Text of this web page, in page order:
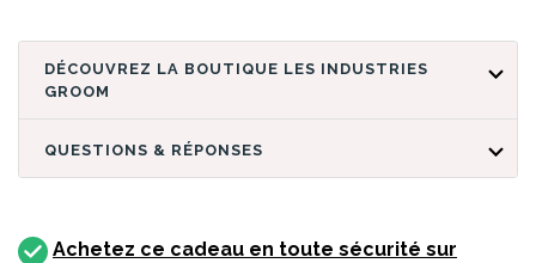
DÉCOUVREZ LA BOUTIQUE LES INDUSTRIES
GROOM
QUESTIONS & RÉPONSES
Achetez ce cadeau en toute sécurité sur